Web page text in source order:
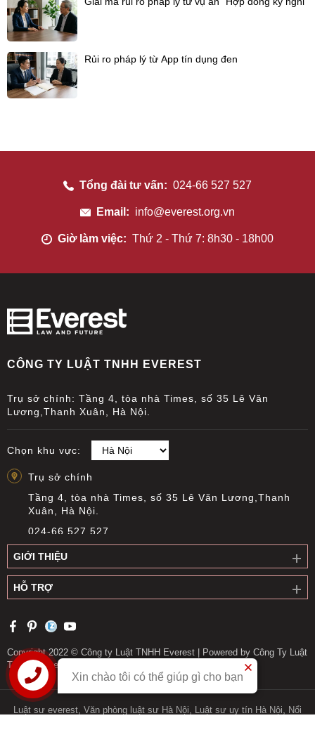
Rủi ro pháp lý từ App tín dụng đen
Tổng đài tư vấn: 024-66 527 527
Email: info@everest.org.vn
Giờ làm việc: Thứ 2 - Thứ 7: 8h30 - 18h00
CÔNG TY LUẬT TNHH EVEREST
Trụ sở chính: Tầng 4, tòa nhà Times, số 35 Lê Văn
Lương,Thanh Xuân, Hà Nội.
Chọn khu vực:
Trụ sở chính
Tầng 4, tòa nhà Times, số 35 Lê Văn Lương,Thanh
Xuân, Hà Nội.
024-66 527 527
info@everest.org.vn
Văn phòng giao dịch Cầu Giấy
Tầng 14, Tòa nhà Việt Á, Số 9 Duy Tân, phường Cầu
0919 311 196
longnguyen@everest.org.vn
Văn phòng giao dịch Long Biên
Tầng 1, số 2 Long Biên II, phường Bồ Đề, thành phố
Hà Nội
GIỚI THIỆU
HỖ TRỢ
Copyright 2022 © Công ty Luật TNHH Everest | Powered by Công Ty Luật
TNHH Everest | Phụ trách nội dung: Nguyễn Kim Chi
Luật sư everest, Văn phòng luật sư Hà Nội, Luật sư uy tín Hà Nội, Nổi
Liên hệ
Xin chào tôi có thể giúp gì cho bạn